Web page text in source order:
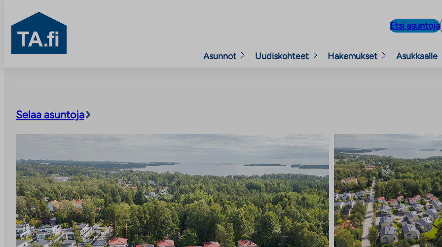
TA.fi
Etsi asuntoja
Asunnot Uudiskohteet Hakemukset Asukkaalle
Selaa asuntoja